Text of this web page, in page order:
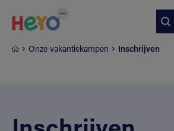
Onze vakantiekampen Inschrijven